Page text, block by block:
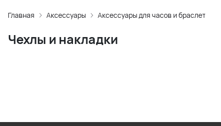
Главная Аксессуары Аксессуары для часов и браслетов
Чехлы и накладки